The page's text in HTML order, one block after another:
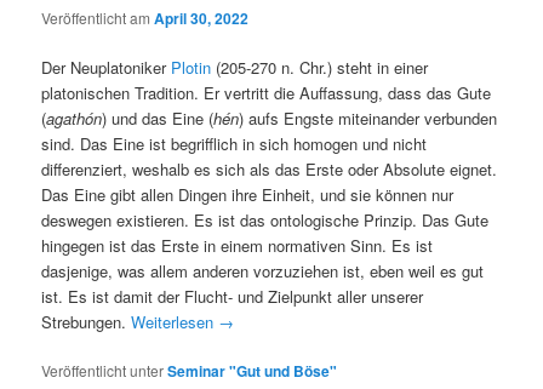
Veröffentlicht amApril 30, 2022
Der Neuplatoniker Plotin (205-270 n. Chr.) steht in einer
platonischen Tradition. Er vertritt die Auffassung, dass das Gute
(agathón) und das Eine (hén) aufs Engste miteinander verbunden
sind. Das Eine ist begrifflich in sich homogen und nicht
differenziert, weshalb es sich als das Erste oder Absolute eignet.
Das Eine gibt allen Dingen ihre Einheit, und sie können nur
deswegen existieren. Es ist das ontologische Prinzip. Das Gute
hingegen ist das Erste in einem normativen Sinn. Es ist
dasjenige, was allem anderen vorzuziehen ist, eben weil es gut
ist. Es ist damit der Flucht- und Zielpunkt aller unserer
Strebungen.Weiterlesen →
Veröffentlicht unterSeminar "Gut und Böse"